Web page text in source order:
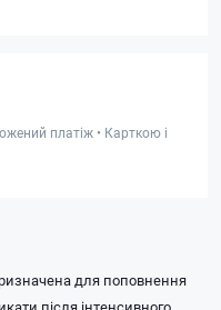
платіж • Карткою і
для поповнення